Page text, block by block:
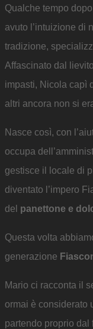
Qualche tempo
avuto l’intuizione di
tradizione,
Affascinato dal
impasti, Nicola capì
altri ancora non si
Nasce così, con
occupa
gestisce il locale di
diventato l’impero
del panettone e
Questa volta
generazione
Mario ci racconta il
ormai è considerato
partendo proprio dal